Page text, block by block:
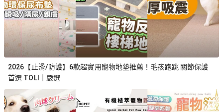
2026【止滑/防護】6款超實用寵物地墊推薦！毛孩跑跳 關節保護
首選 TOLI｜嚴選